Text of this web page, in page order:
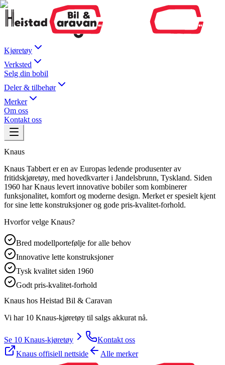
Kjøretøy
Verksted
Selg din bobil
Deler & tilbehør
Merker
Om oss
Kontakt oss
Knaus
Knaus Tabbert er en av Europas ledende produsenter av
fritidskjøretøy, med hovedkvarter i Jandelsbrunn, Tyskland. Siden
1960 har Knaus levert innovative bobiler som kombinerer
funksjonalitet, komfort og moderne design. Merket er spesielt kjent
for sine lette konstruksjoner og gode pris-kvalitet-forhold.
Hvorfor velge Knaus?
Bred modellportefølje for alle behov
Innovative lette konstruksjoner
Tysk kvalitet siden 1960
Godt pris-kvalitet-forhold
Knaus hos Heistad Bil & Caravan
Vi har 10 Knaus-kjøretøy til salgs akkurat nå.
Se 10 Knaus-kjøretøy
Kontakt oss
Knaus offisiell nettside Alle merker